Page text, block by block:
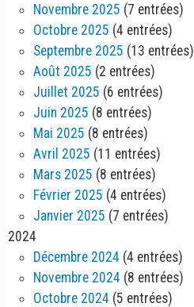
Novembre 2025 (7 entrées)
Octobre 2025 (4 entrées)
Septembre 2025 (13 entrées)
Août 2025 (2 entrées)
Juillet 2025 (6 entrées)
Juin 2025 (8 entrées)
Mai 2025 (8 entrées)
Avril 2025 (11 entrées)
Mars 2025 (8 entrées)
Février 2025 (4 entrées)
Janvier 2025 (7 entrées)
2024
Décembre 2024 (4 entrées)
Novembre 2024 (8 entrées)
Octobre 2024 (5 entrées)